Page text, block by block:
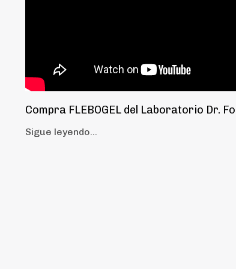
Compra FLEBOGEL del Laboratorio Dr.
Sigue leyendo...